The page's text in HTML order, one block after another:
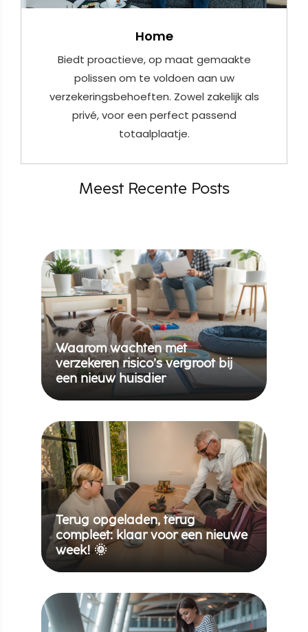
Home
Biedt proactieve, op maat gemaakte
polissen om te voldoen aan uw
verzekeringsbehoeften. Zowel zakelijk als
privé, voor een perfect passend
totaalplaatje.
Meest Recente Posts
Waarom wachten met
verzekeren risico’s vergroot bij
een nieuw huisdier
Terug opgeladen, terug
compleet: klaar voor een nieuwe
week! 🌞